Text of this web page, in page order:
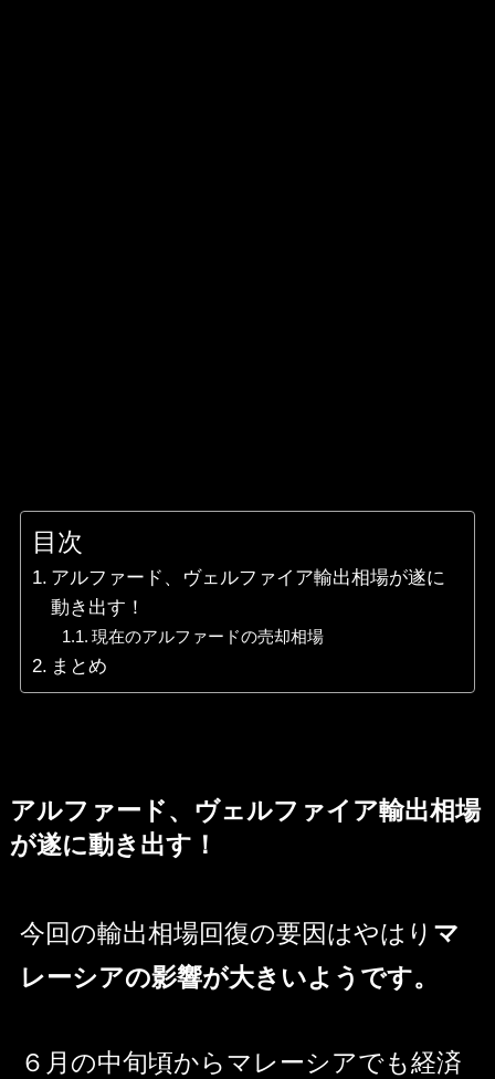
目次
アルファード、ヴェルファイア輸出相場が遂に
動き出す！
現在のアルファードの売却相場
まとめ
アルファード、ヴェルファイア輸出相場
が遂に動き出す！
今回の輸出相場回復の要因はやはり マ
レーシアの影響が大きいようです。
６月の中旬頃からマレーシアでも経済